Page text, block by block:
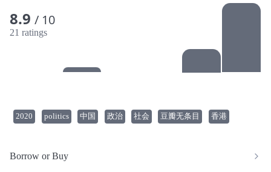
8.9 / 10
21 ratings
2020 politics 中国 政治 社会 豆瓣无条目 香港
Borrow or Buy